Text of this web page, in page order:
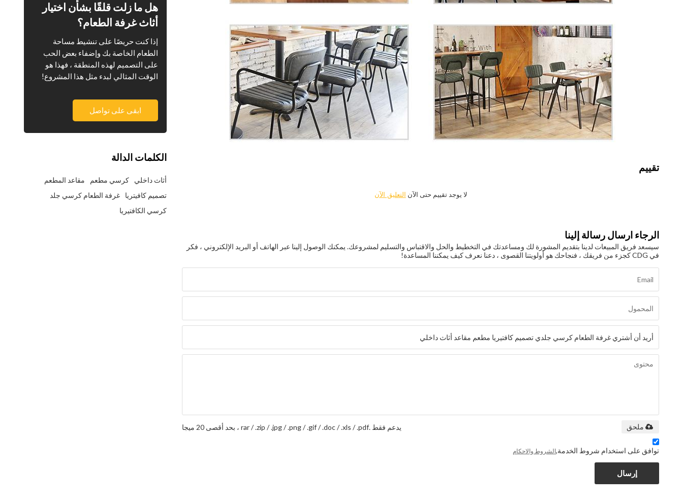
هل ما زلت قلقًا بشأن اختيار
أثاث غرفة الطعام؟
إذا كنت حريصًا على تنشيط مساحة
الطعام الخاصة بك وإضفاء بعض الحب
على التصميم لهذه المنطقة ، فهذا هو
الوقت المثالي لبدء مثل هذا المشروع!
ابقى على تواصل
الكلمات الدالة
أثاث داخلي كرسي مطعم
مقاعد المطعم
تصميم كافيتريا
غرفة الطعام كرسي جلد
كرسي الكافتيريا
تقييم
لا يوجد تقييم حتى الآن التعليق الآن
الرجاء ارسال رسالة إلينا
سيسعد فريق المبيعات لدينا بتقديم المشورة لك ومساعدتك في التخطيط والحل والاقتباس والتسليم لمشروعك. يمكنك الوصول إلينا عبر الهاتف أو البريد الإلكتروني ، فكر
في CDG كجزء من فريقك ، فنجاحك هو أولويتنا القصوى ، دعنا نعرف كيف يمكننا المساعدة!
يدعم فقط .rar / .zip / .jpg / .png / .gif / .doc / .xls / .pdf ، بحد أقصى 20 ميجا ملحق
توافق على استخدام شروط الخدمة,الشروط والاحكام
إرسال